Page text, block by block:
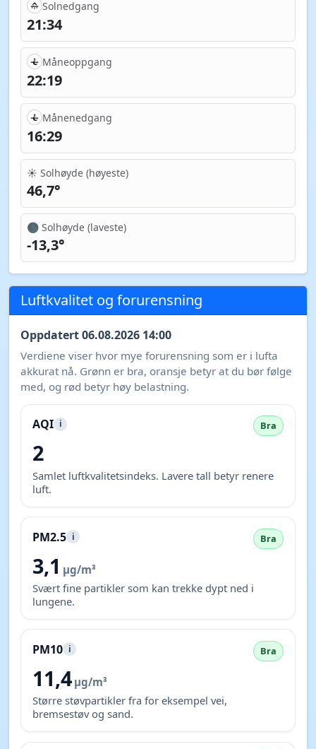
Solnedgang
21:34
Måneoppgang
22:19
Månenedgang
16:29
☀️ Solhøyde (høyeste)
46,7°
🌑 Solhøyde (laveste)
-13,3°
Luftkvalitet og forurensning
Oppdatert 06.08.2026 14:00
Verdiene viser hvor mye forurensning som er i lufta
akkurat nå. Grønn er bra, oransje betyr at du bør følge
med, og rød betyr høy belastning.
AQI i Bra
2
Samlet luftkvalitetsindeks. Lavere tall betyr renere
luft.
PM2.5 i Bra
3,1 µg/m³
Svært fine partikler som kan trekke dypt ned i
lungene.
PM10 i Bra
11,4 µg/m³
Større støvpartikler fra for eksempel vei,
bremsestøv og sand.